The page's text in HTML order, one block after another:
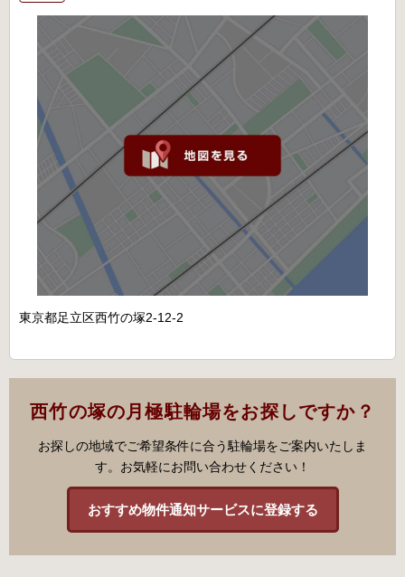
東京都足立区西竹の塚2-12-2
西竹の塚の月極駐輪場をお探しですか？
お探しの地域でご希望条件に合う駐輪場をご案内いたしま
す。お気軽にお問い合わせください！
おすすめ物件通知サービスに登録する